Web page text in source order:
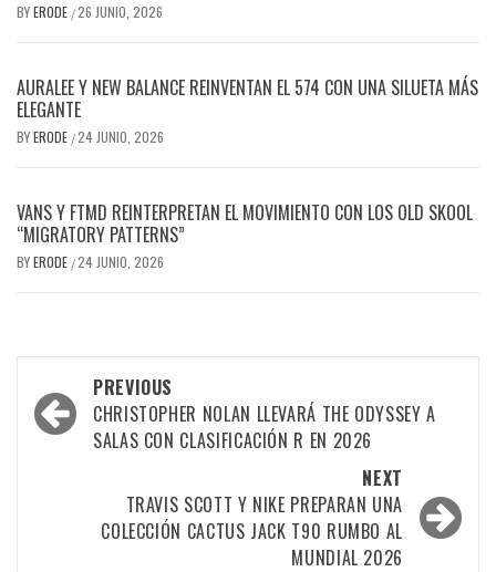
BYERODE /26 JUNIO, 2026
AURALEE Y NEW BALANCE REINVENTAN EL 574 CON UNA SILUETA MÁS
ELEGANTE
BYERODE /24 JUNIO, 2026
VANS Y FTMD REINTERPRETAN EL MOVIMIENTO CON LOS OLD SKOOL
“MIGRATORY PATTERNS”
BYERODE /24 JUNIO, 2026
PREVIOUS
CHRISTOPHER NOLAN LLEVARÁ THE ODYSSEY A
SALAS CON CLASIFICACIÓN R EN 2026
NEXT
TRAVIS SCOTT Y NIKE PREPARAN UNA
COLECCIÓN CACTUS JACK T90 RUMBO AL
MUNDIAL 2026